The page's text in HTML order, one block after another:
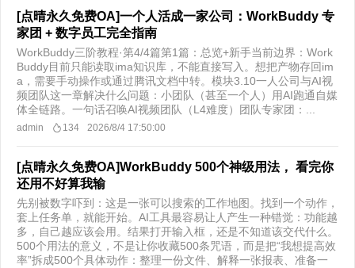
[点晴永久免费OA]一个人活成一家公司：WorkBuddy 专
家团 + 数字员工完全指南
WorkBuddy三阶教程·第4/4篇第1篇：总览+新手当前边界：Work
Buddy目前只能读取ima知识库，不能直接写入。想把产物存回im
a，需要手动操作或通过腾讯文档中转。模块3.10一人公司与AI视
频团队这一章解决什么问题：小团队（甚至一个人）用AI跑通自媒
体全链路。一句话召唤AI视频团队（L4难度）团队专家团：...
admin 134 2026/8/4 17:50:00
[点晴永久免费OA]WorkBuddy 500个神级用法， 看完你
还用不好算我输
先别被数字吓到：这是一张可以搜索的工作地图。找到一个动作，
套上任务单，就能开始。AI工具最容易让人产生一种错觉：功能越
多，自己越应该会用。结果打开输入框，还是不知道该交代什么。
500个用法的意义，不是让你收藏500条咒语，而是把“我想提高效
率”拆成500个具体动作：整理一份文件、解释一张报表、准备一